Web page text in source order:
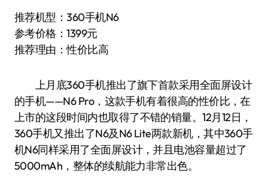
推荐机型：360手机N6
参考价格：1399元
推荐理由：性价比高
上月底360手机推出了旗下首款采用全面屏设计
的手机——N6 Pro，这款手机有着很高的性价比，在
上市的这段时间内也取得了不错的销量。12月12日，
360手机又推出了N6及N6 Lite两款新机，其中360手
机N6同样采用了全面屏设计，并且电池容量超过了
5000mAh，整体的续航能力非常出色。